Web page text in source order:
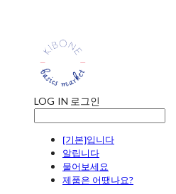
LOG IN 로그인
[기본]입니다
알립니다
물어보세요
제품은 어땠나요?